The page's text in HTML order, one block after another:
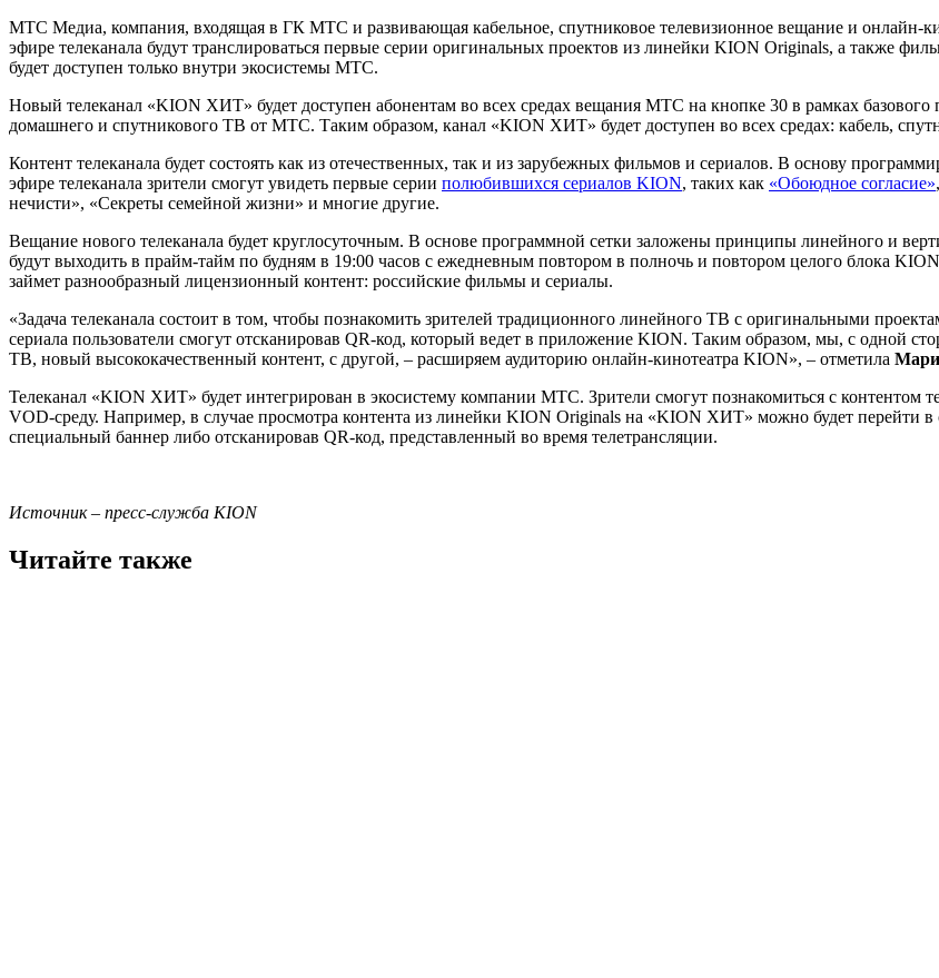
МТС Медиа, компания, входящая в ГК МТС и развивающая кабельное, спутниковое телевизионное вещание и онлайн-
эфире телеканала будут транслироваться первые серии оригинальных проектов из линейки KION Originals, а также
будет доступен только внутри экосистемы МТС.
Новый телеканал «KION ХИТ» будет доступен абонентам во всех средах вещания МТС на кнопке 30 в рамках базового
домашнего и спутникового ТВ от МТС. Таким образом, канал «KION ХИТ» будет доступен во всех средах: кабель,
Контент телеканала будет состоять как из отечественных, так и из зарубежных фильмов и сериалов. В основу
эфире телеканала зрители смогут увидеть первые серии полюбившихся сериалов KION, таких как «Обоюдное согласие»
нечисти», «Секреты семейной жизни» и многие другие.
Вещание нового телеканала будет круглосуточным. В основе программной сетки заложены принципы линейного и
будут выходить в прайм-тайм по будням в 19:00 часов с ежедневным повтором в полночь и повтором целого блока
займет разнообразный лицензионный контент: российские фильмы и сериалы.
«Задача телеканала состоит в том, чтобы познакомить зрителей традиционного линейного ТВ с оригинальными
сериала пользователи смогут отсканировав QR-код, который ведет в приложение KION. Таким образом, мы, с одной
ТВ, новый высококачественный контент, с другой, – расширяем аудиторию онлайн-кинотеатра KION», – отметила
Телеканал «KION ХИТ» будет интегрирован в экосистему компании МТС. Зрители смогут познакомиться с контентом
VOD-среду. Например, в случае просмотра контента из линейки KION Originals на «KION ХИТ» можно будет перейти
специальный баннер либо отсканировав QR-код, представленный во время телетрансляции.
Источник – пресс-служба KION
Читайте также